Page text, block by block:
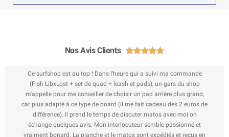
Nos Avis Clients 
Ce surfshop est au top ! Dans l'heure qui a suivi ma commande
(Fish LibxLost + set de quad + leash et pads), un gars du shop
m'appelle pour me conseiller de choisir un pad arrière plus grand,
car plus adapté à ce type de board (il me fait cadeau des 2 euros de
différence). Il prend le temps de discuter matos avec moi on
échange quelques avis. Mon interlocuteur semble passionné et
vraiment bonard. La planche et le matos sont expédiés et reçus en